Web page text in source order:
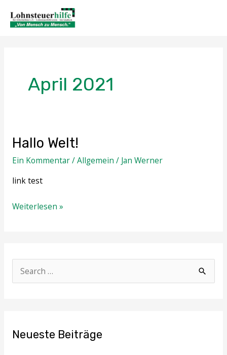
Inhalt
April 2021
Hallo Welt!
Ein Kommentar/Allgemein / Jan Werner
link test
Hallo
Welt!
Weiterlesen »
e
Neueste Beiträge